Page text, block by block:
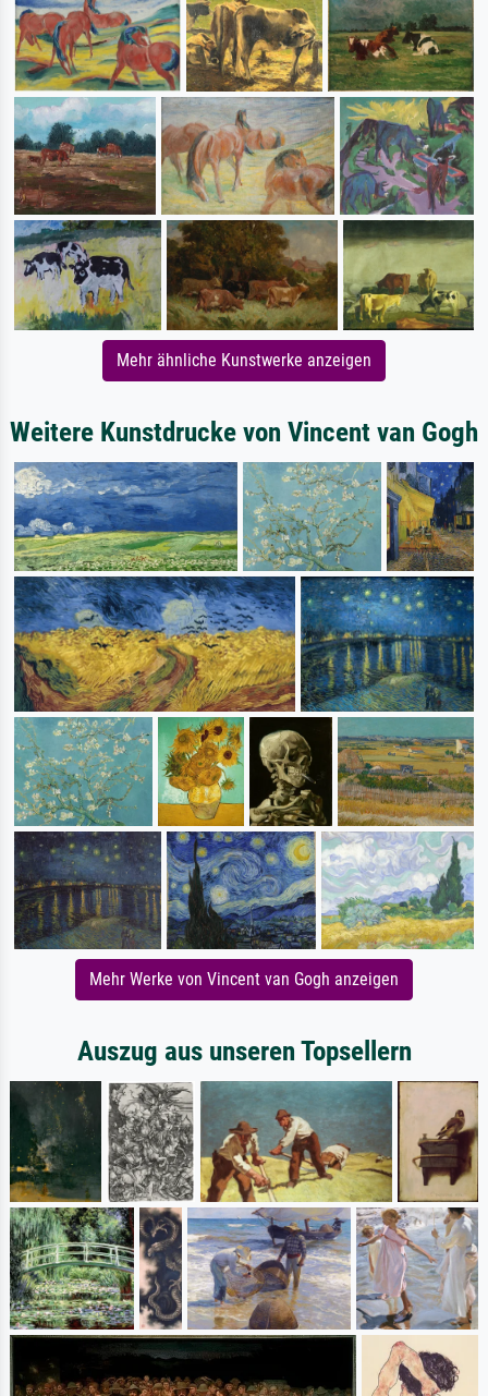
Mehr ähnliche Kunstwerke anzeigen
Weitere Kunstdrucke von Vincent van Gogh
Mehr Werke von Vincent van Gogh anzeigen
Auszug aus unseren Topsellern